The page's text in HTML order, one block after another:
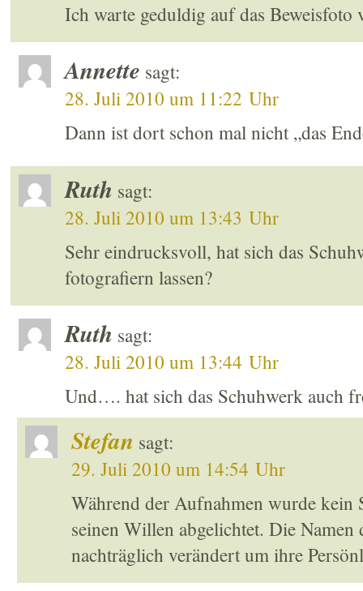
Ich warte geduldig auf das Beweisfoto
Annette sagt:
28. Juli 2010 um 11:22 Uhr
Dann ist dort schon mal nicht „das
Ruth sagt:
28. Juli 2010 um 13:43 Uhr
Sehr eindrucksvoll, hat sich das
fotografiern lassen?
Ruth sagt:
28. Juli 2010 um 13:44 Uhr
Und…. hat sich das Schuhwerk auch
Stefan sagt:
29. Juli 2010 um 14:54 Uhr
Während der Aufnahmen wurde kein
seinen Willen abgelichtet. Die Namen
nachträglich verändert um ihre